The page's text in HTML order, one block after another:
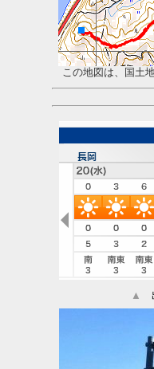
この地図は、国土
▲